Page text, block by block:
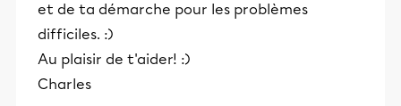
et de ta démarche pour les problèmes
difficiles. :)
Au plaisir de t'aider! :)
Charles